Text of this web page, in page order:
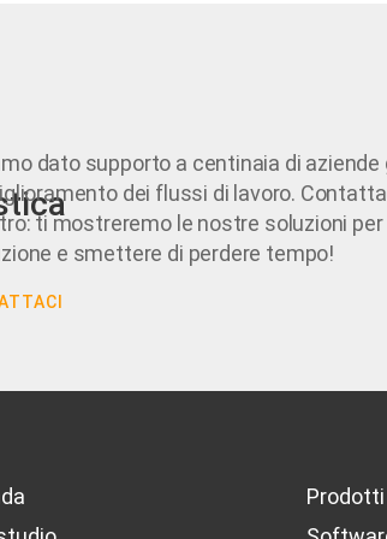
dato supporto a centinaia di aziende
dei flussi di lavoro.
ti mostreremo le nostre soluzioni
e smettere di perdere tempo!
Prodotti